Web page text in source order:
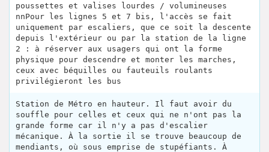
poussettes et valises lourdes / volumineuses
nnPour les lignes 5 et 7 bis, l'accès se fait
uniquement par escaliers, que ce soit la descente
depuis l'extérieur ou par la station de la ligne
2 : à réserver aux usagers qui ont la forme
physique pour descendre et monter les marches,
ceux avec béquilles ou fauteuils roulants
privilégieront les bus
Station de Métro en hauteur. Il faut avoir du
souffle pour celles et ceux qui ne n'ont pas la
grande forme car il n'y a pas d'escalier
mécanique. À la sortie il se trouve beaucoup de
mendiants, où sous emprise de stupéfiants. À